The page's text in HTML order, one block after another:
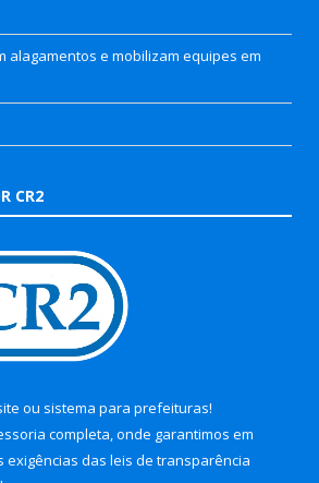
alagamentos e mobilizam equipes em
CR2
ou sistema para prefeituras!
completa, onde garantimos em
exigências das leis de transparência